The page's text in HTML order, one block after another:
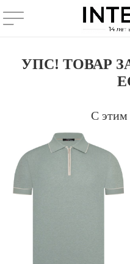
УПС! ТОВАР
С этим